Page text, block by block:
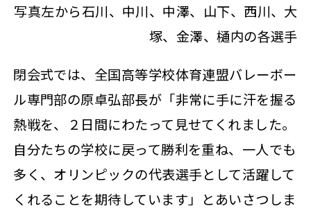
写真左から石川、中川、中澤、山下、西川、大
塚、金澤、樋内の各選手
閉会式では、全国高等学校体育連盟バレーボー
ル専門部の原卓弘部長が「非常に手に汗を握る
熱戦を、２日間にわたって見せてくれました。
自分たちの学校に戻って勝利を重ね、一人でも
多く、オリンピックの代表選手として活躍して
くれることを期待しています」とあいさつしま